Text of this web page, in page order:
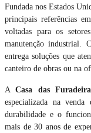
Fundada nos Estados
principais referências
voltadas para os
manutenção industrial.
entrega soluções que
canteiro de obras ou na
ACasa das
especializada na
durabilidade e o
mais de 30 anos de